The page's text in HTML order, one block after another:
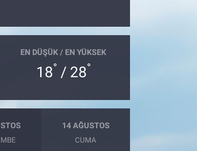
EN DÜŞÜK / EN YÜKSEK
18° / 28°
14 AĞUSTOS
CUMA